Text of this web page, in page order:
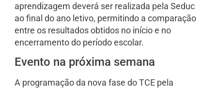
aprendizagem deverá ser realizada pela Seduc
ao final do ano letivo, permitindo a comparação
entre os resultados obtidos no início e no
encerramento do período escolar.
Evento na próxima semana
A programação da nova fase do TCE pela